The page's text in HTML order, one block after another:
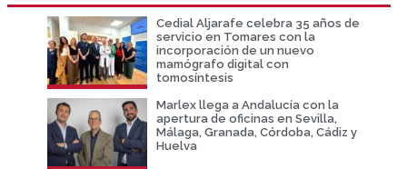
Cedial Aljarafe celebra 35 años de
servicio en Tomares con la
incorporación de un nuevo
mamógrafo digital con
tomosíntesis
Marlex llega a Andalucía con la
apertura de oficinas en Sevilla,
Málaga, Granada, Córdoba, Cádiz y
Huelva